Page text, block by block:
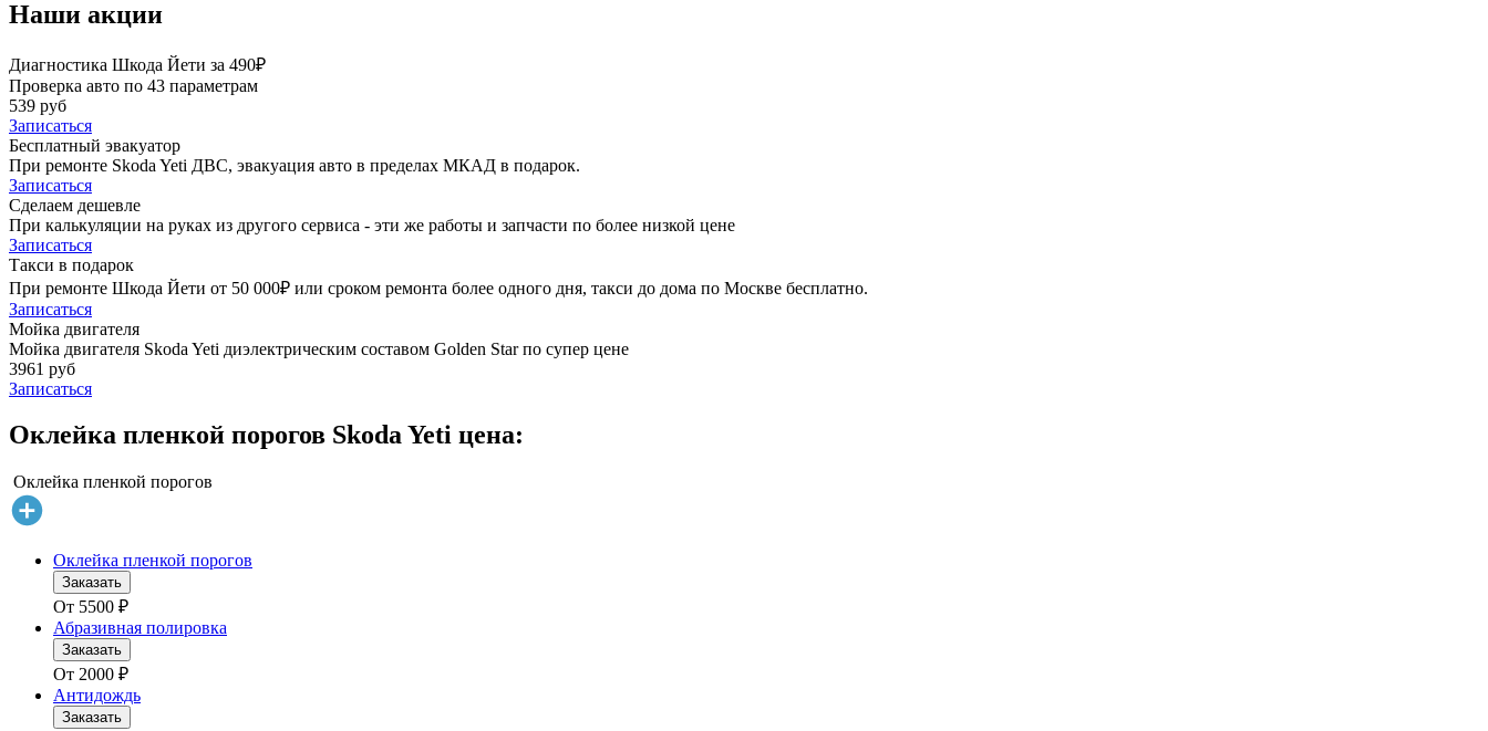
Наши акции
Диагностика Шкода Йети за 490₽
Проверка авто по 43 параметрам
539 руб
Записаться
Бесплатный эвакуатор
При ремонте Skoda Yeti ДВС, эвакуация авто в пределах МКАД в подарок.
Записаться
Сделаем дешевле
При калькуляции на руках из другого сервиса - эти же работы и запчасти по более низкой цене
Записаться
Такси в подарок
При ремонте Шкода Йети от 50 000₽ или сроком ремонта более одного дня, такси до дома по Москве бесплатно.
Записаться
Мойка двигателя
Мойка двигателя Skoda Yeti диэлектрическим составом Golden Star по супер цене
3961 руб
Записаться
Оклейка пленкой порогов Skoda Yeti цена:
Оклейка пленкой порогов
Оклейка пленкой порогов
Заказать
От 5500 ₽
Абразивная полировка
Заказать
От 2000 ₽
Антидождь
Заказать